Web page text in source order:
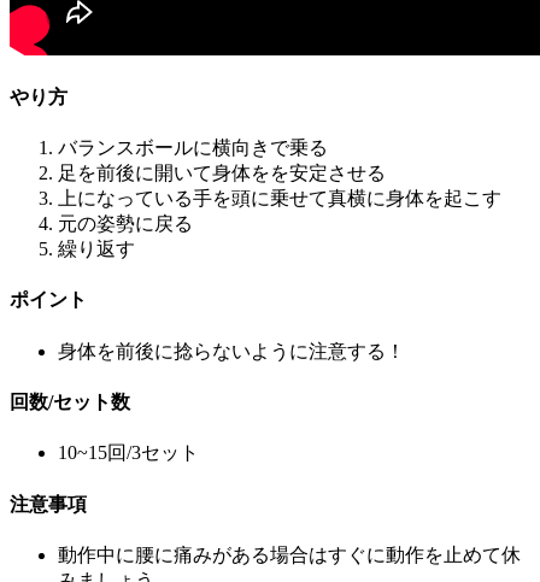
やり方
バランスボールに横向きで乗る
足を前後に開いて身体をを安定させる
上になっている手を頭に乗せて真横に身体を起こす
元の姿勢に戻る
繰り返す
ポイント
身体を前後に捻らないように注意する！
回数/セット数
10~15回/3セット
注意事項
動作中に腰に痛みがある場合はすぐに動作を止めて休